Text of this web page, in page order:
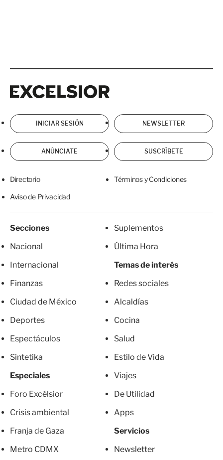
INICIAR SESIÓN NEWSLETTER
ANÚNCIATE SUSCRÍBETE
Directorio Términos y Condiciones
Aviso de Privacidad
Secciones
Nacional
Internacional
Finanzas
Ciudad de México
Deportes
Espectáculos
Sintetika
Especiales
Foro Excélsior
Crisis ambiental
Franja de Gaza
Metro CDMX
Suplementos
Última Hora
Temas de interés
Redes sociales
Alcaldías
Cocina
Salud
Estilo de Vida
Viajes
De Utilidad
Apps
Servicios
Newsletter